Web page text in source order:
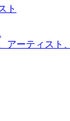
ト
アーティスト